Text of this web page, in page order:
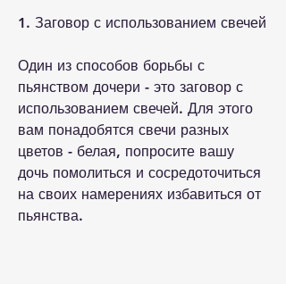
1. Заговор с использованием свечей
Один из способов борьбы с
пьянством дочери - это заговор с
использованием свечей. Для этого
вам понадобятся свечи разных
цветов - белая, попросите вашу
дочь помолиться и сосредоточиться
на своих намерениях избавиться от
пьянства.